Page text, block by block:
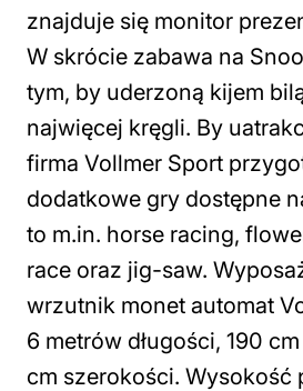
znajduje się monitor
W skrócie zabawa na
tym, by uderzoną kijem
najwięcej kręgli. By
firma Vollmer Sport
dodatkowe gry dostępne
to m.in. horse racing,
race oraz jig-saw.
wrzutnik monet automat
6 metrów długości, 190
cm szerokości. Wysokość